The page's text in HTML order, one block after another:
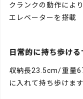
クランクの動作によ
エレベーターを搭載
日常的に持ち歩け
収納長23.5cm/重量
に入れて持ち歩けます